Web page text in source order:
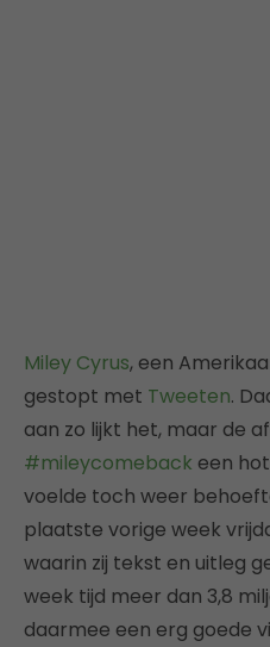
Miley Cyrus, een
gestopt met Tweeten.
aan zo lijkt het, maar de
#mileycomeback een
voelde toch weer
plaatste vorige week
waarin zij tekst en uitleg
week tijd meer dan 3,8
daarmee een erg goede